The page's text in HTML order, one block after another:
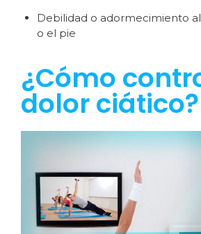
Debilidad o adormecimiento
o el pie
¿Cómo
dolor ciático?